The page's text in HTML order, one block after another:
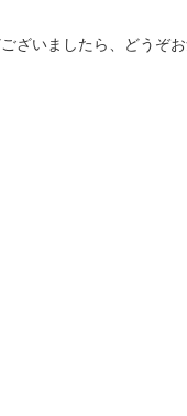
ざいましたら、どうぞ